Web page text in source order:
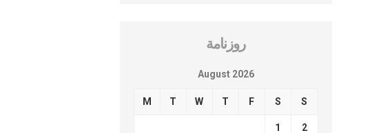
روزنامة
August 2026
M T W T F S S
1 2